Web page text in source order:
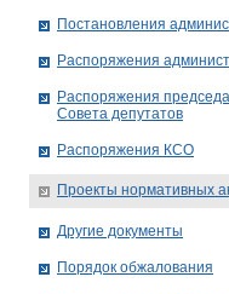
Постановления
Распоряжения
Распоряжения
Совета депутатов
Распоряжения КСО
Проекты нормативных
Другие документы
Порядок обжалования